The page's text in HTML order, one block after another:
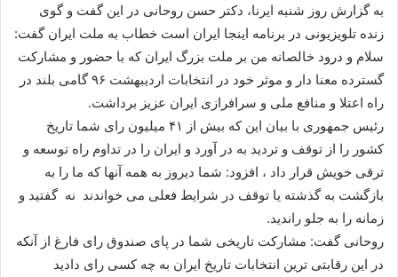
به گزارش روز شنبه ایرنا، دکتر حسن روحانی در این گفت و گوی
زنده تلویزیونی در برنامه اینجا ایران است خطاب به ملت ایران گفت:
سلام و درود خالصانه من بر ملت بزرگ ایران که با حضور و مشارکت
گسترده معنا دار و موثر خود در انتخابات اردیبهشت ۹۶ گامی بلند در
راه اعتلا و منافع ملی و سرافرازی ایران عزیز برداشت.
رئیس جمهوری با بیان این که بیش از ۴۱ میلیون رای شما تاریخ
کشور را از توقف و تردید به در آورد و ایران را در تداوم راه توسعه و
ترقی خویش قرار داد ، افزود: شما دیروز به همه آنها که ما را به
بازگشت به گذشته یا توقف در شرایط فعلی می خواندند نه گفتید و
زمانه را به جلو راندید.
روحانی گفت: مشارکت تاریخی شما در پای صندوق رای فارغ از آنکه
در این رقابتی ترین انتخابات تاریخ ایران به چه کسی رای دادید